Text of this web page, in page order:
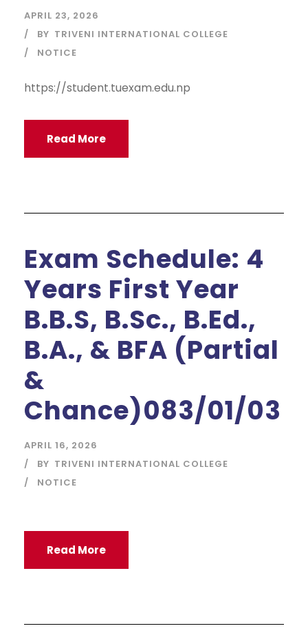
APRIL 23, 2026
BY TRIVENI INTERNATIONAL COLLEGE
NOTICE
https://student.tuexam.edu.np
Read More
Exam Schedule: 4
Years First Year
B.B.S, B.Sc., B.Ed.,
B.A., & BFA (Partial
&
Chance)083/01/03
APRIL 16, 2026
BY TRIVENI INTERNATIONAL COLLEGE
NOTICE
Read More